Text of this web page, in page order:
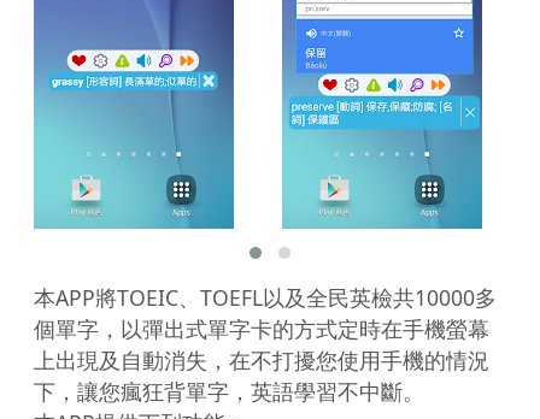
本APP將TOEIC、TOEFL以及全民英檢共10000多
個單字，以彈出式單字卡的方式定時在手機螢幕
上出現及自動消失，在不打擾您使用手機的情況
下，讓您瘋狂背單字，英語學習不中斷。